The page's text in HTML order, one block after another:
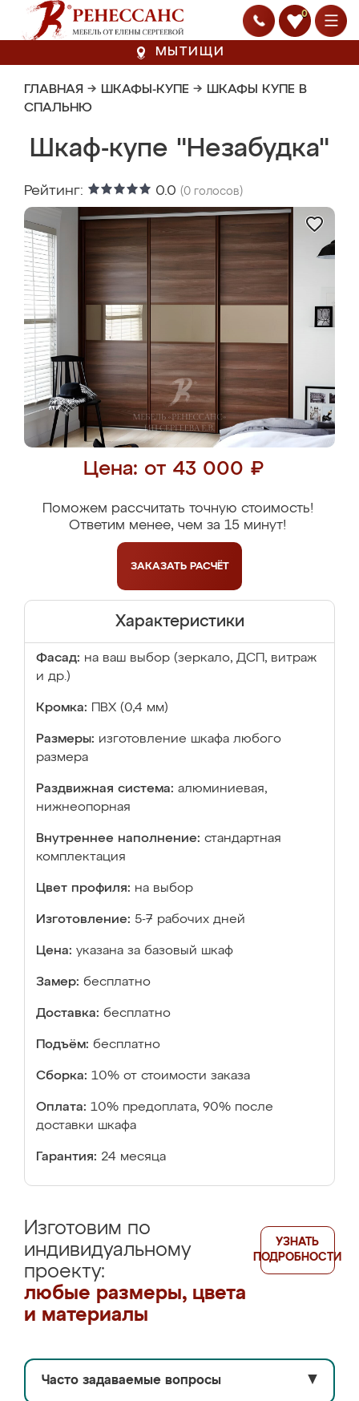
0
МЫТИЩИ
ГЛАВНАЯ → ШКАФЫ-КУПЕ → ШКАФЫ КУПЕ В
СПАЛЬНЮ
Шкаф-купе "Незабудка"
Рейтинг: 0.0 (0 голосов)
Цена: от 43 000 ₽
Поможем рассчитать точную стоимость!
Ответим менее, чем за 15 минут!
ЗАКАЗАТЬ РАСЧЁТ
Характеристики
Фасад: на ваш выбор (зеркало, ДСП, витраж
и др.)
Кромка: ПВХ (0,4 мм)
Размеры: изготовление шкафа любого
размера
Раздвижная система: алюминиевая,
нижнеопорная
Внутреннее наполнение: стандартная
комплектация
Цвет профиля: на выбор
Изготовление: 5-7 рабочих дней
Цена: указана за базовый шкаф
Замер: бесплатно
Доставка: бесплатно
Подъём: бесплатно
Сборка: 10% от стоимости заказа
Оплата: 10% предоплата, 90% после
доставки шкафа
Гарантия: 24 месяца
Изготовим по
индивидуальному
проекту:
любые размеры, цвета
и материалы
УЗНАТЬ
ПОДРОБНОСТИ
Часто задаваемые вопросы ▼